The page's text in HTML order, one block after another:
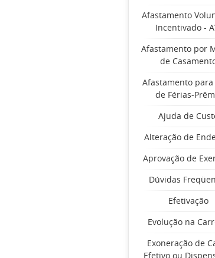
Afastamento
Incentivado -
Afastamento por
de
Afastamento para
de Férias-
Ajuda de
Alteração de
Aprovação de
Dúvidas
Efetivação
Evolução na
Exoneração de
Efetivo ou